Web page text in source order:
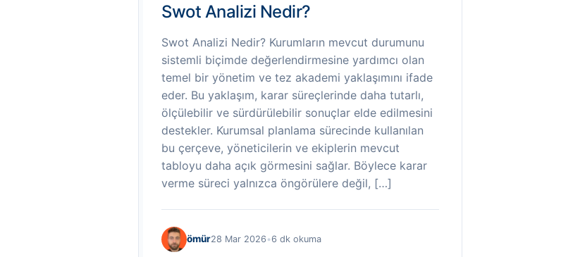
Swot Analizi Nedir?
Swot Analizi Nedir? Kurumların mevcut durumunu
sistemli biçimde değerlendirmesine yardımcı olan
temel bir yönetim ve tez akademi yaklaşımını ifade
eder. Bu yaklaşım, karar süreçlerinde daha tutarlı,
ölçülebilir ve sürdürülebilir sonuçlar elde edilmesini
destekler. Kurumsal planlama sürecinde kullanılan
bu çerçeve, yöneticilerin ve ekiplerin mevcut
tabloyu daha açık görmesini sağlar. Böylece karar
verme süreci yalnızca öngörülere değil, […]
ömür28 Mar 2026 •6 dk okuma